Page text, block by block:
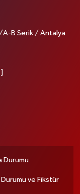
A-B Serik / Antalya
Durumu
Durumu ve Fikstür